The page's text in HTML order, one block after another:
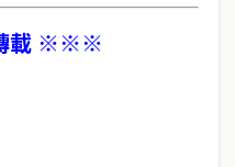
載 ※※※